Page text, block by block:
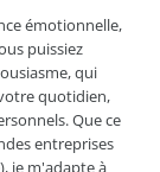
émotionnelle,
puissiez
qui
quotidien,
Que ce
entreprises
je m'adapte à